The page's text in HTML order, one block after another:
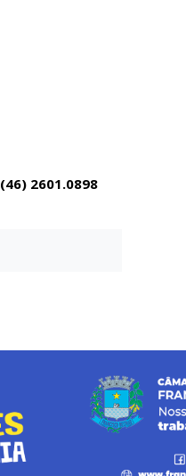
(46) 2601.0898